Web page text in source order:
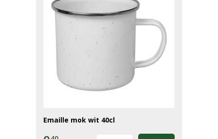
Emaille mok wit 40cl